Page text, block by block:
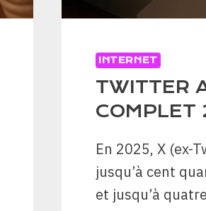
INTERNET
TWITTER
En 2025, X (ex-
jusqu’à cent
et jusqu’à